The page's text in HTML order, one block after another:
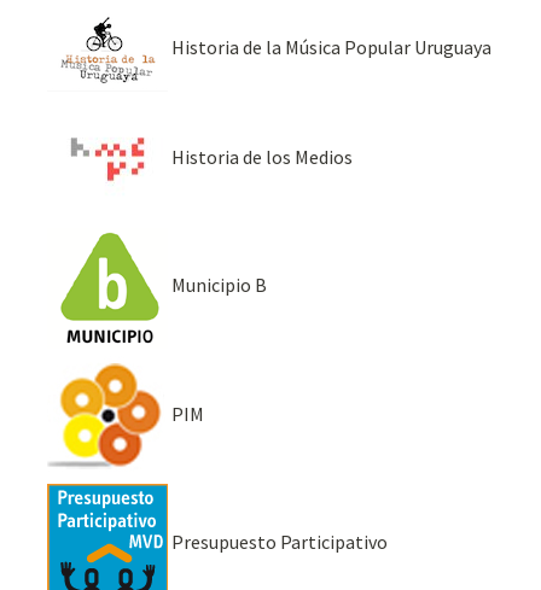
Historia de la Música Popular Uruguaya
Historia de los Medios
Municipio B
PIM
Presupuesto Participativo